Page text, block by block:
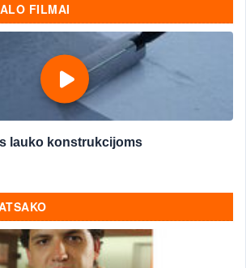
FILMAI
lauko konstrukcijoms